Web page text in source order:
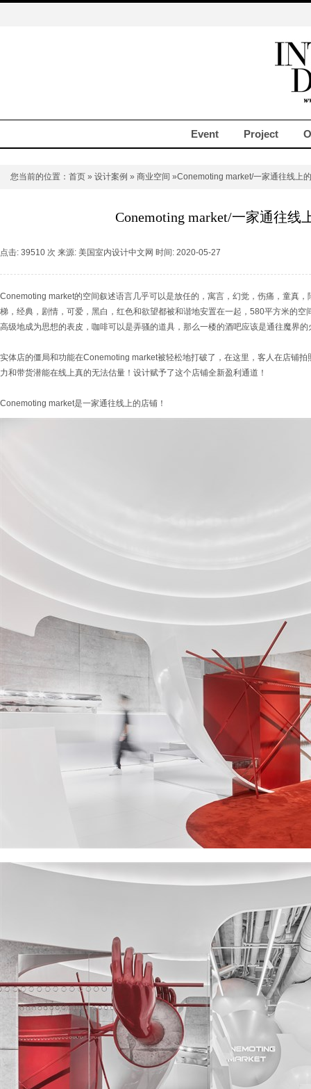
Event Project
您当前的位置： 首页 » 设计案例 » 商业空间 »Conemoting market/一家通往线上
Conemoting market/一家通往线
点击: 39510 次 来源: 美国室内设计中文网 时间: 2020-05-27
Conemoting market的空间叙述语言几乎可以是放任的，寓言，幻觉，伤痛，童真
梯，经典，剧情，可爱，黑白，红色和欲望都被和谐地安置在一起，580平方米的空
高级地成为思想的表皮，咖啡可以是弄骚的道具，那么一楼的酒吧应该是通往魔界的
实体店的僵局和功能在Conemoting market被轻松地打破了，在这里，客人在店铺
力和带货潜能在线上真的无法估量！设计赋予了这个店铺全新盈利通道！
Conemoting market是一家通往线上的店铺！